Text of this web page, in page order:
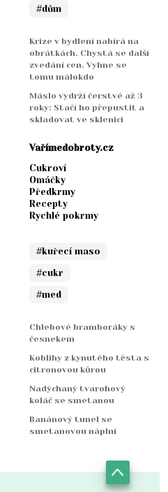
#dům
Krize v bydlení nabírá na
obrátkách. Chystá se další
zvedání cen. Vyhne se
tomu málokdo
Máslo vydrží čerstvé až 3
roky: Stačí ho přepustit a
skladovat ve sklenici
Vařímedobroty.cz
Cukroví
Omáčky
Předkrmy
Recepty
Rychlé pokrmy
#kuřecí maso
#cukr
#med
Chlebové bramboráky s
česnekem
Koblihy z kynutého těsta s
citronovou kůrou
Nadýchaný tvarohový
koláč se smetanou
Banánový tunel se
smetanovou náplní